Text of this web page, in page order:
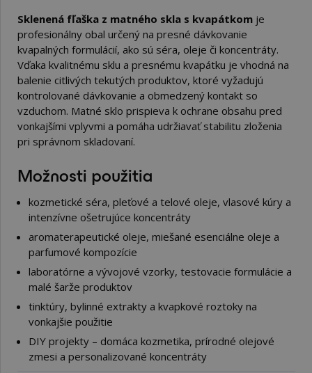
Sklenená fľaška z matného skla s kvapátkom je
profesionálny obal určený na presné dávkovanie
kvapalných formulácií, ako sú séra, oleje či koncentráty.
Vďaka kvalitnému sklu a presnému kvapátku je vhodná na
balenie citlivých tekutých produktov, ktoré vyžadujú
kontrolované dávkovanie a obmedzený kontakt so
vzduchom. Matné sklo prispieva k ochrane obsahu pred
vonkajšími vplyvmi a pomáha udržiavať stabilitu zloženia
pri správnom skladovaní.
Možnosti použitia
kozmetické séra, pleťové a telové oleje, vlasové kúry a
intenzívne ošetrujúce koncentráty
aromaterapeutické oleje, miešané esenciálne oleje a
parfumové kompozície
laboratórne a vývojové vzorky, testovacie formulácie a
malé šarže produktov
tinktúry, bylinné extrakty a kvapkové roztoky na
vonkajšie použitie
DIY projekty – domáca kozmetika, prírodné olejové
zmesi a personalizované koncentráty